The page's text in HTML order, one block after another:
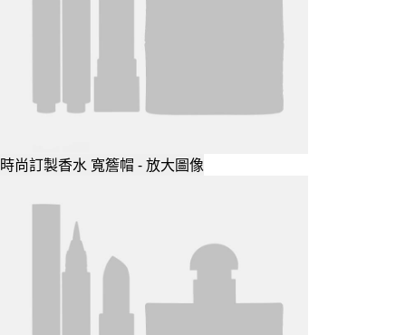
時尚訂製香水 寬簷帽 - 放大圖像